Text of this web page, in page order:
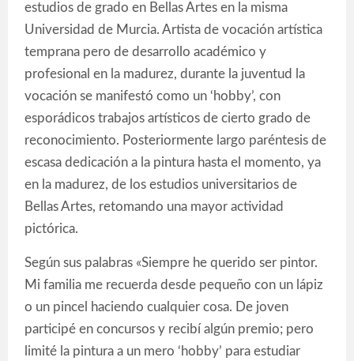
estudios de grado en Bellas Artes en la misma
Universidad de Murcia. Artista de vocación artística
temprana pero de desarrollo académico y
profesional en la madurez, durante la juventud la
vocación se manifestó como un ‘hobby’, con
esporádicos trabajos artísticos de cierto grado de
reconocimiento. Posteriormente largo paréntesis de
escasa dedicación a la pintura hasta el momento, ya
en la madurez, de los estudios universitarios de
Bellas Artes, retomando una mayor actividad
pictórica.
Según sus palabras «Siempre he querido ser pintor.
Mi familia me recuerda desde pequeño con un lápiz
o un pincel haciendo cualquier cosa. De joven
participé en concursos y recibí algún premio; pero
limité la pintura a un mero ‘hobby’ para estudiar